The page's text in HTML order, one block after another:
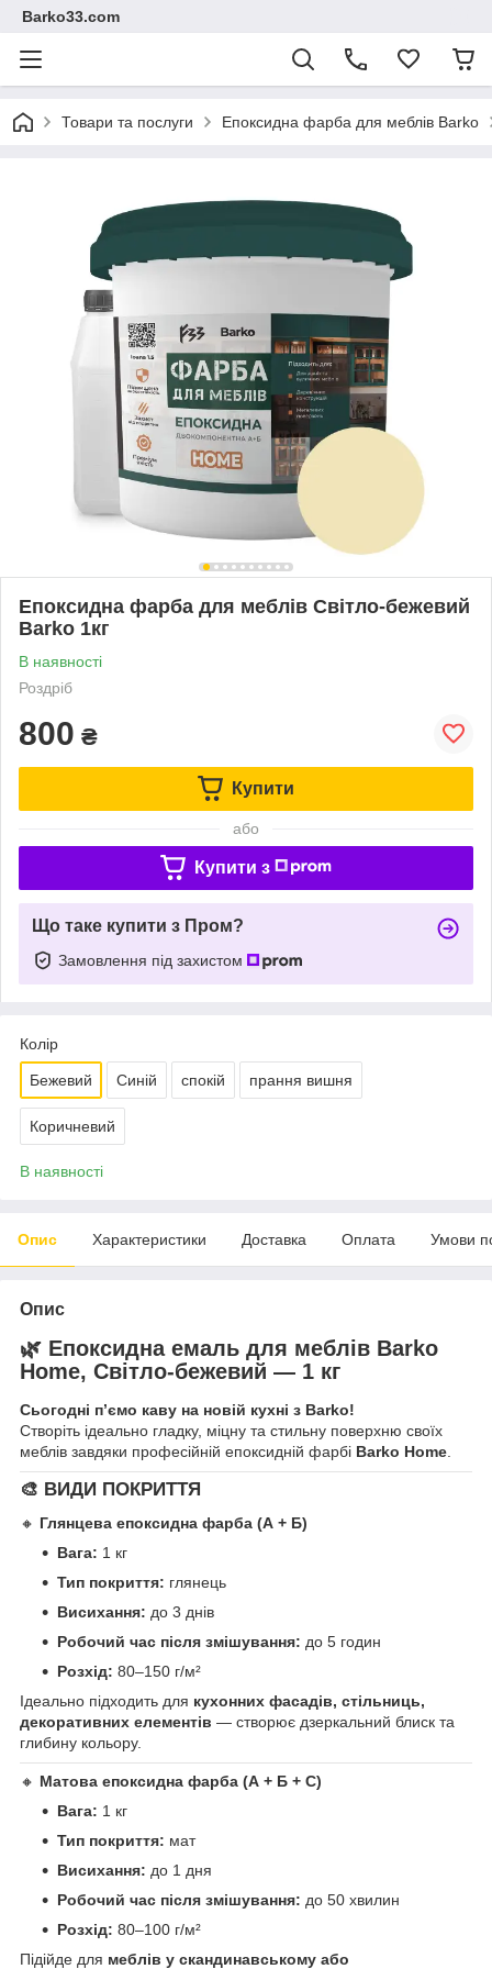
Barko33.com
Товари та послуги Епоксидна фарба для меблів Barko
Епоксидна фарба для меблів Світло-бежевий
Barko 1кг
В наявності
Роздріб
800 ₴
Купити
або
Купити з
Що таке купити з Пром?
Замовлення під захистом
Колір
Бежевий Синій спокій прання вишня
Коричневий
В наявності
Опис Характеристики Доставка Оплата Умови
Опис
🌿 Епоксидна емаль для меблів Barko
Home, Світло-бежевий — 1 кг
Сьогодні п’ємо каву на новій кухні з Barko!
Створіть ідеально гладку, міцну та стильну поверхню своїх
меблів завдяки професійній епоксидній фарбі Barko Home.
🎨 ВИДИ ПОКРИТТЯ
🔸 Глянцева епоксидна фарба (А + Б)
Вага: 1 кг
Тип покриття: глянець
Висихання: до 3 днів
Робочий час після змішування: до 5 годин
Розхід: 80–150 г/м²
Ідеально підходить для кухонних фасадів, стільниць,
декоративних елементів — створює дзеркальний блиск та
глибину кольору.
🔸 Матова епоксидна фарба (А + Б + С)
Вага: 1 кг
Тип покриття: мат
Висихання: до 1 дня
Робочий час після змішування: до 50 хвилин
Розхід: 80–100 г/м²
Підійде для меблів у скандинавському або